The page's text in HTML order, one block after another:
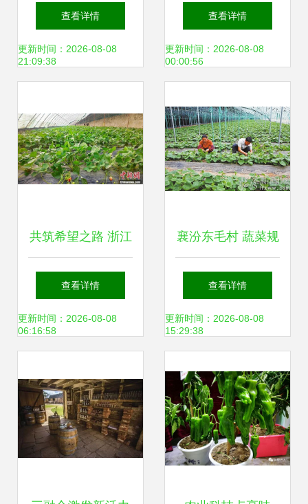
业 拓宽农民增收渠
道
查看详情
更新时间：2026-08-08
21:09:38
与加工及油茶基地
牛羊养殖加工冷链
性研究
查看详情
更新时间：2026-08-08
00:00:56
共筑希望之路 浙江
金华援疆项目以“采
摘经济”激发新疆农
查看详情
更新时间：2026-08-08
06:16:58
襄汾东毛村 蔬菜规
模化种植助力农业
增效农民增收
查看详情
更新时间：2026-08-08
15:29:38